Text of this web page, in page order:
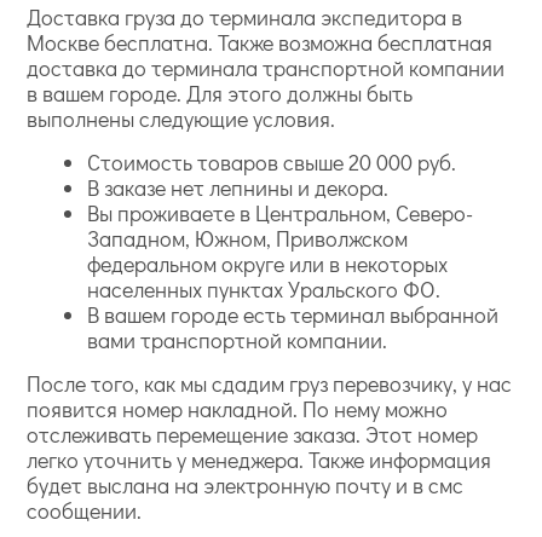
Доставка груза до терминала экспедитора в
Москве бесплатна. Также возможна бесплатная
доставка до терминала транспортной компании
в вашем городе. Для этого должны быть
выполнены следующие условия.
Стоимость товаров свыше 20 000 руб.
В заказе нет лепнины и декора.
Вы проживаете в Центральном, Северо-
Западном, Южном, Приволжском
федеральном округе или в некоторых
населенных пунктах Уральского ФО.
В вашем городе есть терминал выбранной
вами транспортной компании.
После того, как мы сдадим груз перевозчику, у нас
появится номер накладной. По нему можно
отслеживать перемещение заказа. Этот номер
легко уточнить у менеджера. Также информация
будет выслана на электронную почту и в смс
сообщении.